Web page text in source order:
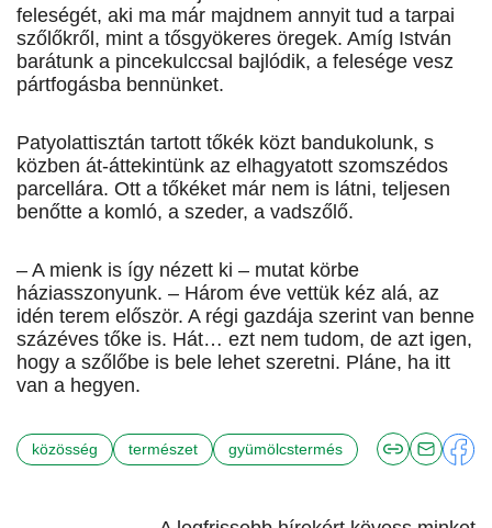
feleségét, aki ma már majdnem annyit tud a tarpai
szőlőkről, mint a tősgyökeres öregek. Amíg István
barátunk a pincekulccsal bajlódik, a felesége vesz
pártfogásba bennünket.
Patyolattisztán tartott tőkék közt bandukolunk, s
közben át-áttekintünk az elhagyatott szomszédos
parcellára. Ott a tőkéket már nem is látni, teljesen
benőtte a komló, a szeder, a vadszőlő.
– A mienk is így nézett ki – mutat körbe
háziasszonyunk. – Három éve vettük kéz alá, az
idén terem először. A régi gazdája szerint van benne
százéves tőke is. Hát… ezt nem tudom, de azt igen,
hogy a szőlőbe is bele lehet szeretni. Pláne, ha itt
van a hegyen.
közösség természet gyümölcstermés